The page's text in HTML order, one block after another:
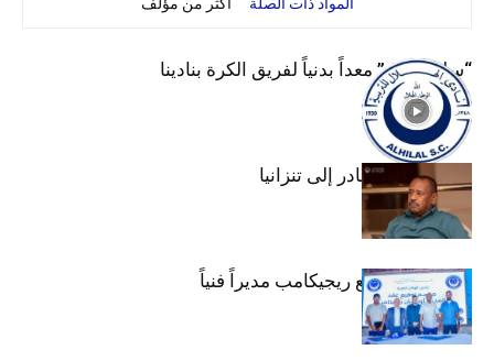
“سليم لبرق” معداً بدنياً لفريق الكرة بنادينا
عبد المهيمن يغادر إلى تنزانيا
الهلال يتعاقد مع ريجيكامب مديراً فنياً